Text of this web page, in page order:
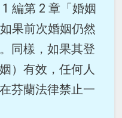
1 編第 2 章「婚姻
果前次婚姻仍然
同樣，如果其登
）有效，任何人
芬蘭法律禁止一